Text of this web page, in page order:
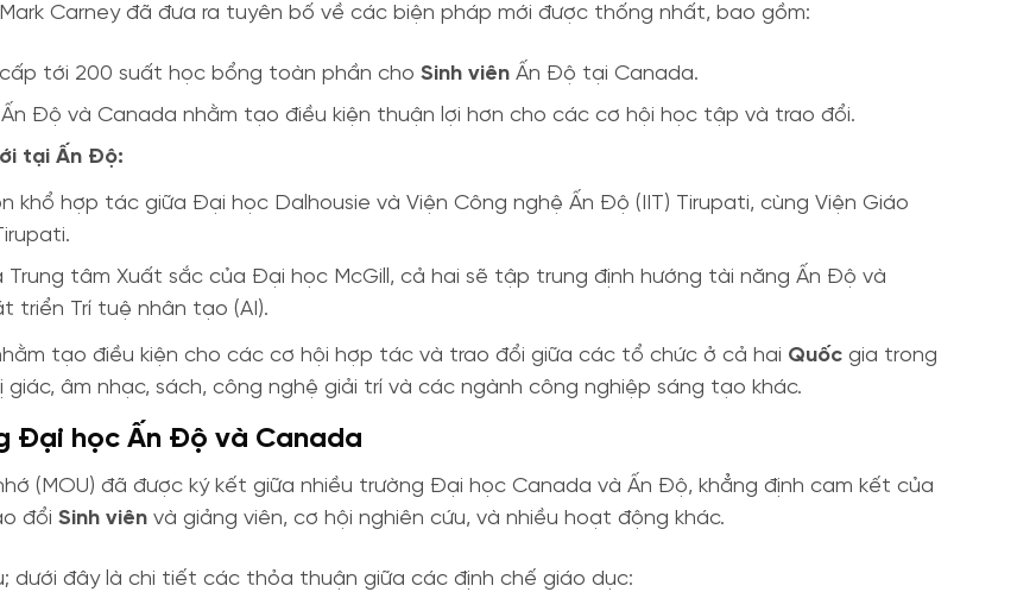
Carney đã đưa ra tuyên bố về các biện pháp mới được thống nhất, bao gồm:
tới 200 suất học bổng toàn phần cho Sinh viên Ấn Độ tại Canada.
Độ và Canada nhằm tạo điều kiện thuận lợi hơn cho các cơ hội học tập và trao đổi.
tại Ấn Độ:
khổ hợp tác giữa Đại học Dalhousie và Viện Công nghệ Ấn Độ (IIT) Tirupati, cùng Viện Giáo
tâm Xuất sắc của Đại học McGill, cả hai sẽ tập trung định hướng tài năng Ấn Độ và
triển Trí tuệ nhân tạo (AI).
tạo điều kiện cho các cơ hội hợp tác và trao đổi giữa các tổ chức ở cả hai Quốc gia trong
âm nhạc, sách, công nghệ giải trí và các ngành công nghiệp sáng tạo khác.
Đại học Ấn Độ và Canada
(MOU) đã được ký kết giữa nhiều trường Đại học Canada và Ấn Độ, khẳng định cam kết của
đổi Sinh viên và giảng viên, cơ hội nghiên cứu, và nhiều hoạt động khác.
dưới đây là chi tiết các thỏa thuận giữa các định chế giáo dục: